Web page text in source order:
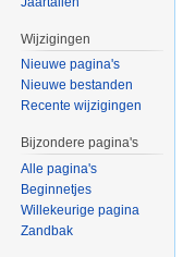
Wijzigingen
Nieuwe pagina's
Nieuwe bestanden
Recente wijzigingen
Bijzondere pagina's
Alle pagina's
Beginnetjes
Willekeurige pagina
Zandbak